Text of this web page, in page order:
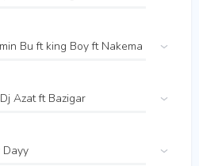
Bu ft king Boy ft Nakema
Azat ft Bazigar
Dayy